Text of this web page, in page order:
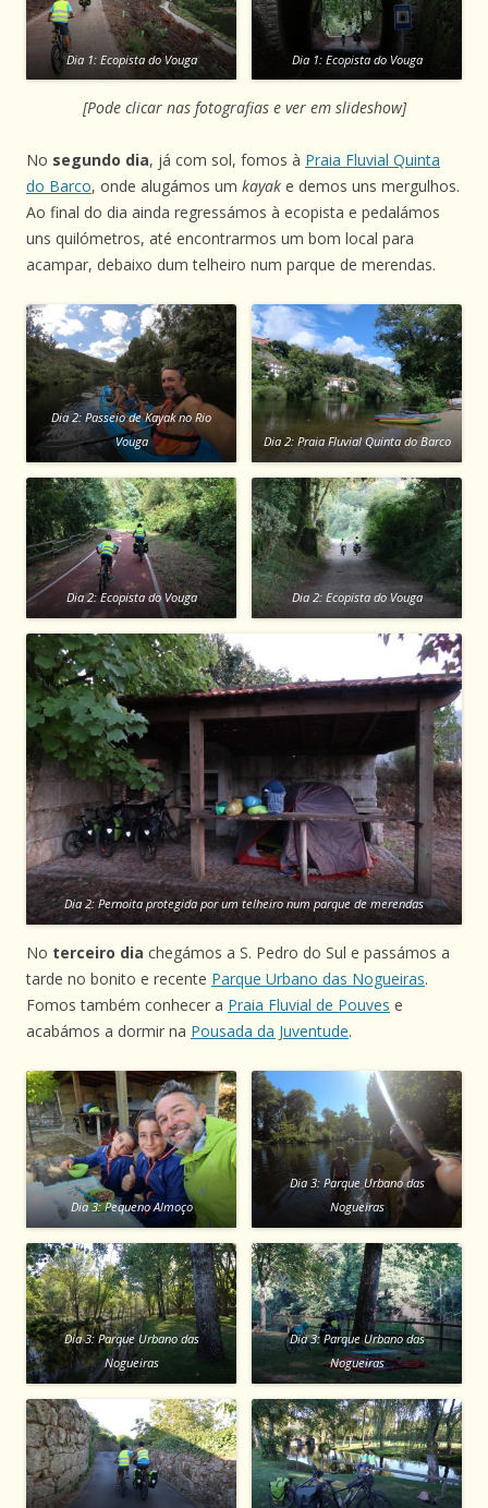
Dia 1: Ecopista do Vouga Dia 1: Ecopista do Vouga
[Pode clicar nas fotografias e ver em slideshow]
No segundo dia, já com sol, fomos à Praia Fluvial Quinta
do Barco, onde alugámos um kayak e demos uns mergulhos.
Ao final do dia ainda regressámos à ecopista e pedalámos
uns quilómetros, até encontrarmos um bom local para
acampar, debaixo dum telheiro num parque de merendas.
Dia 2: Passeio de Kayak no Rio
Vouga
Dia 2: Praia Fluvial Quinta do Barco
Dia 2: Ecopista do Vouga Dia 2: Ecopista do Vouga
Dia 2: Pernoita protegida por um telheiro num parque de merendas
No terceiro dia chegámos a S. Pedro do Sul e passámos a
tarde no bonito e recente Parque Urbano das Nogueiras.
Fomos também conhecer a Praia Fluvial de Pouves e
acabámos a dormir na Pousada da Juventude.
Dia 3: Pequeno Almoço
Dia 3: Parque Urbano das
Nogueiras
Dia 3: Parque Urbano das
Nogueiras
Dia 3: Parque Urbano das
Nogueiras